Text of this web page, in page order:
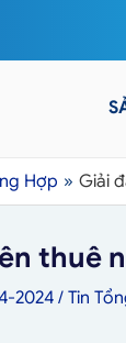
Hợp Giải
thuê
2024 / Tin